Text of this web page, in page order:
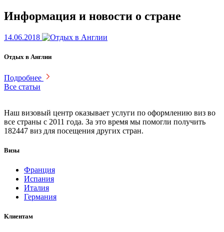
Информация и новости о стране
14.06.2018
Отдых в Англии
Подробнее
Все статьи
Наш визовый центр оказывает услуги по оформлению виз во
все страны с 2011 года. За это время мы помогли получить
182447 виз для посещения других стран.
Визы
Франция
Испания
Италия
Германия
Клиентам